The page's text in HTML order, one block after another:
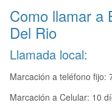
Como llamar a
Del Rio
Llamada local:
Marcación a teléfono fijo:
Marcación a Celular: 10